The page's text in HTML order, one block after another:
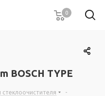
0
BOSCH TYPE
стеклоочистителя
-